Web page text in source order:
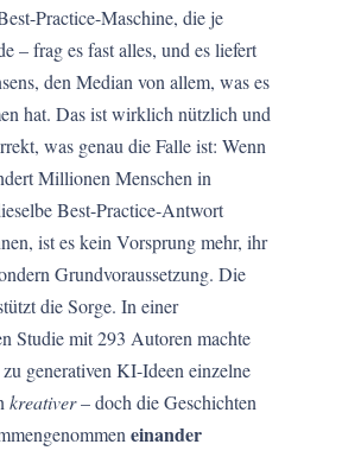
Practice-Maschine, die je
– frag es fast alles, und es liefert
den Median von allem, was es
hat. Das ist wirklich nützlich und
was genau die Falle ist: Wenn
Millionen Menschen in
Best-Practice-Antwort
ist es kein Vorsprung mehr, ihr
Grundvoraussetzung. Die
die Sorge. In einer
Studie mit 293 Autoren machte
generativen KI-Ideen einzelne
kreativer– doch die Geschichten
einander